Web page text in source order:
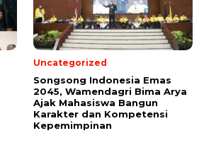
Uncategorized
Songsong Indonesia Emas
2045, Wamendagri Bima Arya
Ajak Mahasiswa Bangun
Karakter dan Kompetensi
Kepemimpinan